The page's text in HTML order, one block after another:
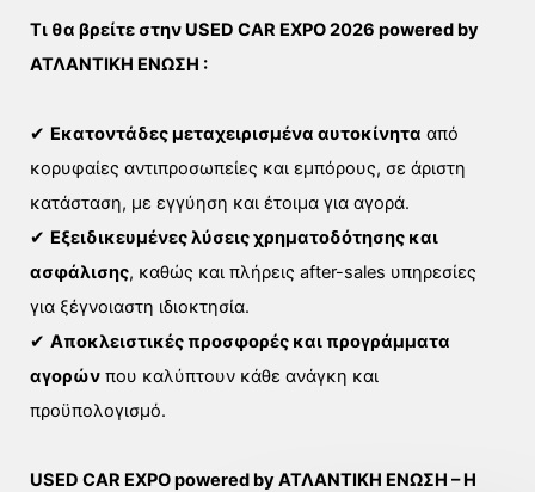
Τι θα βρείτε στην USED CAR EXPO 2026 powered by
ΑΤΛΑΝΤΙΚΗ ΕΝΩΣΗ :
✔ Εκατοντάδες μεταχειρισμένα αυτοκίνητα από
κορυφαίες αντιπροσωπείες και εμπόρους, σε άριστη
κατάσταση, με εγγύηση και έτοιμα για αγορά.
✔ Εξειδικευμένες λύσεις χρηματοδότησης και
ασφάλισης, καθώς και πλήρεις after-sales υπηρεσίες
για ξέγνοιαστη ιδιοκτησία.
✔ Αποκλειστικές προσφορές και προγράμματα
αγορών που καλύπτουν κάθε ανάγκη και
προϋπολογισμό.
USED CAR EXPO powered by ΑΤΛΑΝΤΙΚΗ ΕΝΩΣΗ –Η